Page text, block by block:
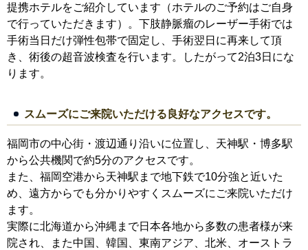
提携ホテルをご紹介しています（ホテルのご予約はご自身
で行っていただきます）。下肢静脈瘤のレーザー手術では
手術当日だけ弾性包帯で固定し、手術翌日に再来して頂
き、術後の超音波検査を行います。したがって2泊3日にな
ります。
スムーズにご来院いただける良好なアクセスです。
福岡市の中心街・渡辺通り沿いに位置し、天神駅・博多駅
から公共機関で約5分のアクセスです。
また、福岡空港から天神駅まで地下鉄で10分強と近いた
め、遠方からでも分かりやすくスムーズにご来院いただけ
ます。
実際に北海道から沖縄まで日本各地から多数の患者様が来
院され、また中国、韓国、東南アジア、北米、オーストラ